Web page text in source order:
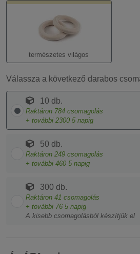
természetes világos
Válassza a következő darabos
10 db.
Raktáron 784 csomagolás
+ további 2300 5 napig
50 db.
Raktáron 249 csomagolás
+ további 460 5 napig
300 db.
Raktáron 41 csomagolás
+ további 76 5 napig
A kisebb csomagolásból készítjük el